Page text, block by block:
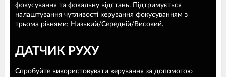
фокусування та фокальну відстань. Підтримується
налаштування чутливості керування фокусуванням з
трьома рівнями: Низький/Середній/Високий.
ДАТЧИК РУХУ
Спробуйте використовувати керування за допомогою